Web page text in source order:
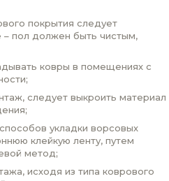
покрытия следует
– пол должен быть чистым,
ковры в помещениях с
следует выкроить материал
укладки ворсовых
клейкую ленту, путем
метод;
исходя из типа коврового